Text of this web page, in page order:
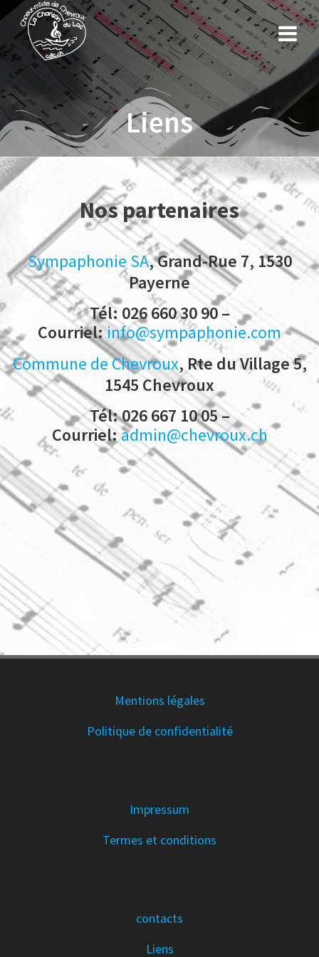
Skip
to
content
Liens
Nos partenaires
Sympaphonie SA, Grand-Rue 7, 1530
Payerne
Tél: 026 660 30 90 –
Courriel: info@sympaphonie.com
Commune de Chevroux, Rte du Village 5,
1545 Chevroux
Tél: 026 667 10 05 –
Courriel:admin@chevroux.ch
Mentions légales
Politique de confidentialité
Impressum
Termes et conditions
contacts
Liens